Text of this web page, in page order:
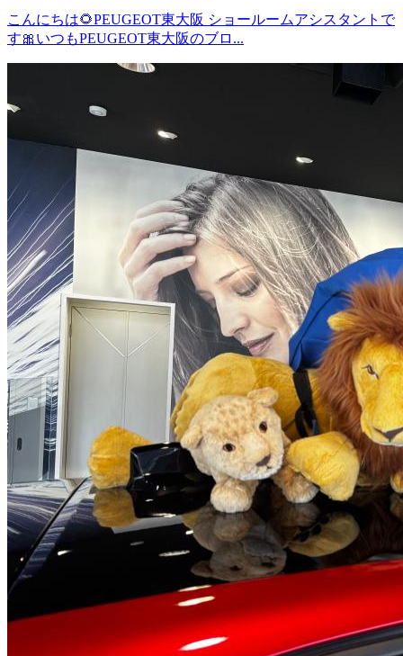
こんにちは🌻PEUGEOT東大阪 ショールームアシスタントで
す🎀いつもPEUGEOT東大阪のブロ...